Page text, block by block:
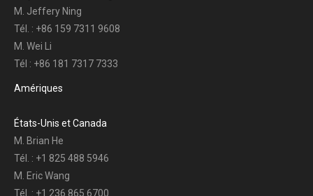
M. Jeffery Ning
Tél. : +86 159 7311 9608
M. Wei Li
Tél : +86 181 7317 7333
Amériques
États-Unis et Canada
M. Brian He
Tél. : +1 825 488 5946
M. Eric Wang
Tél. : +1 236 865 6700